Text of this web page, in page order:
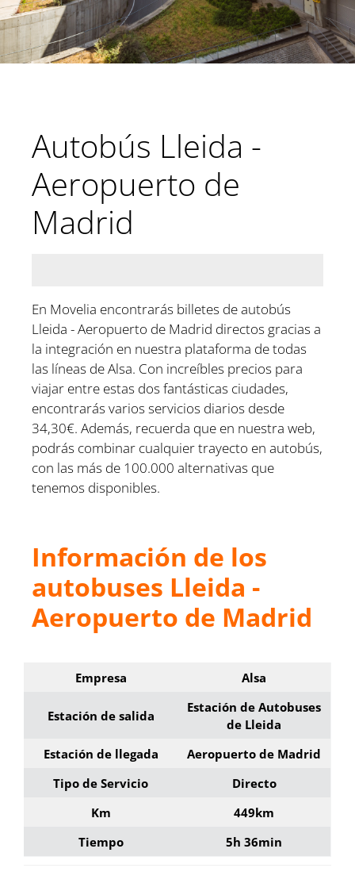
Autobús Lleida -
Aeropuerto de
Madrid
En Movelia encontrarás billetes de autobús
Lleida - Aeropuerto de Madrid directos gracias a
la integración en nuestra plataforma de todas
las líneas de Alsa. Con increíbles precios para
viajar entre estas dos fantásticas ciudades,
encontrarás varios servicios diarios desde
34,30€. Además, recuerda que en nuestra web,
podrás combinar cualquier trayecto en autobús,
con las más de 100.000 alternativas que
tenemos disponibles.
Información de los
autobuses Lleida -
Aeropuerto de Madrid
Empresa Alsa
Estación de salida
Estación de Autobuses
de Lleida
Estación de llegada
Aeropuerto de Madrid
Tipo de Servicio
Directo
Km
449km
Tiempo
5h 36min